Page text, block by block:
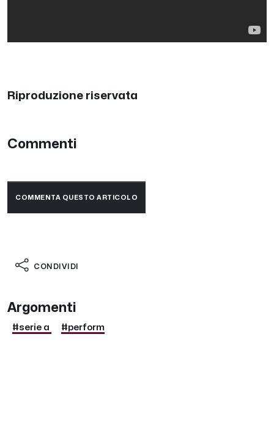
Riproduzione riservata
Commenti
COMMENTA QUESTO ARTICOLO
CONDIVIDI
Argomenti
#serie a #perform